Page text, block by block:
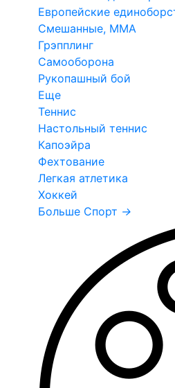
Европейские
Смешанные, ММА
Грэпплинг
Самооборона
Рукопашный бой
Еще
Теннис
Настольный теннис
Капоэйра
Фехтование
Легкая атлетика
Хоккей
Больше Спорт →